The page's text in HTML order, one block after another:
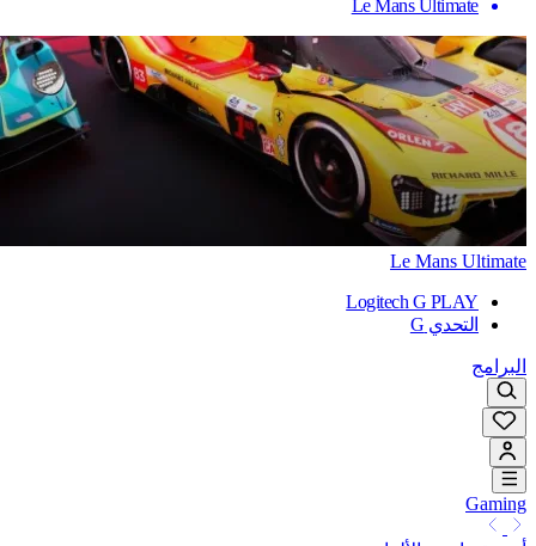
Le Mans Ultimate
Le Mans Ultimate
Logitech G PLAY
التحدي G
البرامج
Gaming